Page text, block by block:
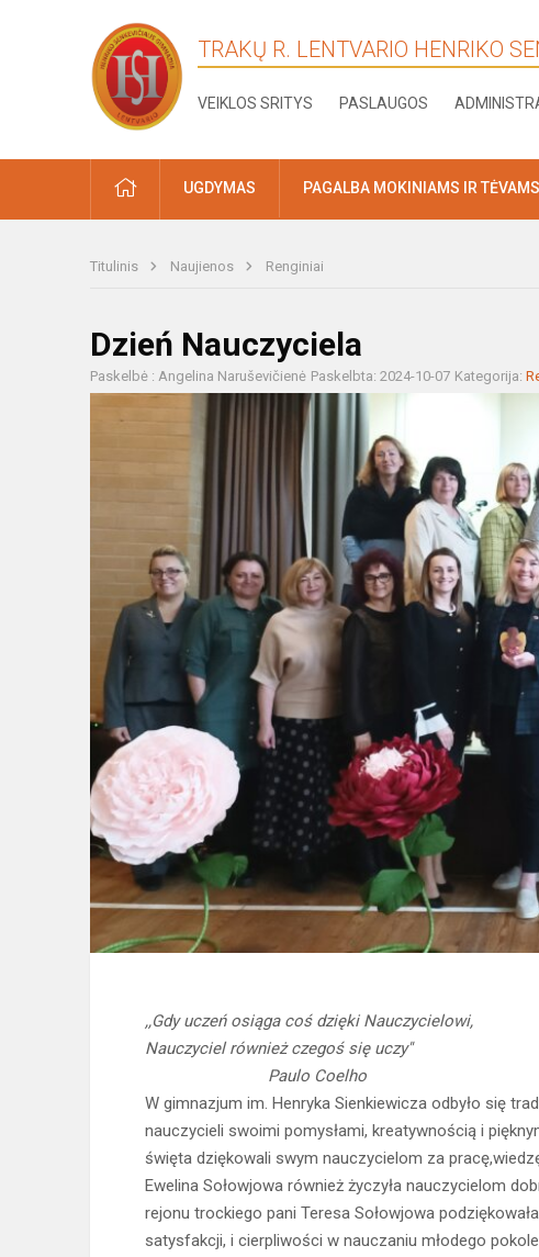
TRAKŲ R. LENTVARIO HENRIKO
VEIKLOS SRITYS PASLAUGOS
PRADŽIAUGDYMAS PAGALBA MOKINIAMS IR TĖVAMS
Titulinis Naujienos Renginiai
Dzień Nauczyciela
Paskelbė : Angelina Naruševičienė Paskelbta: 2024-10-07 Kategorija:
,,Gdy uczeń osiąga coś dzięki Nauczycielowi,
Nauczyciel również czegoś się uczy''
Paulo Coelho
W gimnazjum im. Henryka Sienkiewicza odbyło się
nauczycieli swoimi pomysłami, kreatywnością i
święta dziękowali swym nauczycielom za
Ewelina Sołowjowa również życzyła nauczycielom
rejonu trockiego pani Teresa Sołowjowa
satysfakcji, i cierpliwości w nauczaniu młodego